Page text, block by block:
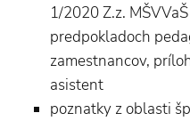
1/2020 Z.z.
predpokladoch
zamestnancov,
asistent
poznatky z oblasti